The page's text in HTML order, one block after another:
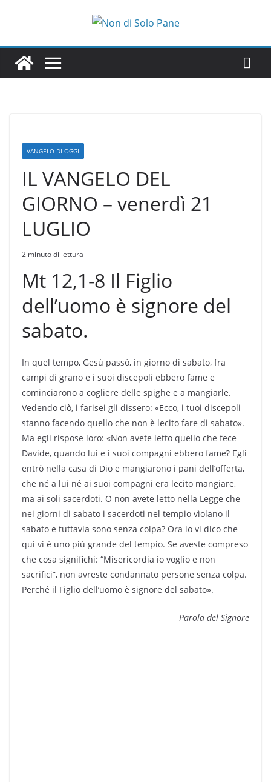
VANGELO DI OGGI
IL VANGELO DEL
GIORNO – venerdì 21
LUGLIO
2 minuto di lettura
Mt 12,1-8 Il Figlio
dell’uomo è signore del
sabato.
In quel tempo, Gesù passò, in giorno di sabato, fra
campi di grano e i suoi discepoli ebbero fame e
cominciarono a cogliere delle spighe e a mangiarle.
Vedendo ciò, i farisei gli dissero: «Ecco, i tuoi discepoli
stanno facendo quello che non è lecito fare di sabato».
Ma egli rispose loro: «Non avete letto quello che fece
Davide, quando lui e i suoi compagni ebbero fame? Egli
entrò nella casa di Dio e mangiarono i pani dell’offerta,
che né a lui né ai suoi compagni era lecito mangiare,
ma ai soli sacerdoti. O non avete letto nella Legge che
nei giorni di sabato i sacerdoti nel tempio vìolano il
sabato e tuttavia sono senza colpa? Ora io vi dico che
qui vi è uno più grande del tempio. Se aveste compreso
che cosa significhi: “Misericordia io voglio e non
sacrifici”, non avreste condannato persone senza colpa.
Perché il Figlio dell’uomo è signore del sabato».
Parola del Signore